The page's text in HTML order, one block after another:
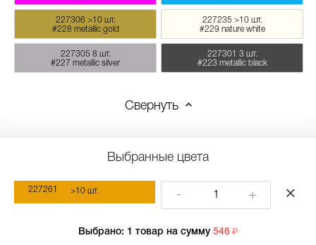
227306
#228 metallic gold
>10 шт.
227305
#227 metallic silver
8 шт.
227235
#229 nature white
>10 шт.
227301
#223 metallic black
3 шт.
Свернуть
Выбранные цвета
227261 >10 шт. - +
Выбрано: 1 товар на сумму 546